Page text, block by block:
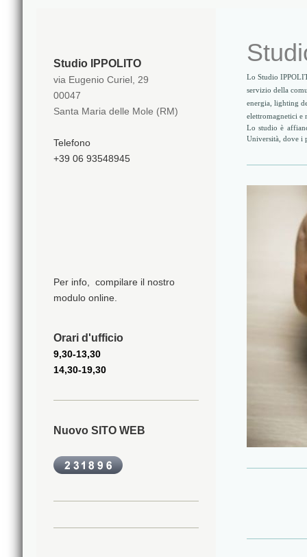
Lo Studio
servizio della
energia, lighting
elettromagnetici e
Lo studio è
Università, dove i
Studio IPPOLITO
via Eugenio Curiel, 29
00047
Santa Maria delle Mole (RM)
Telefono
+39 06 93548945
Per info, compilare il nostro
modulo online.
Orari d'ufficio
9,30-13,30
14,30-19,30
Nuovo SITO WEB